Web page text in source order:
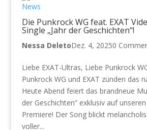
News
Die Punkrock WG feat. EXAT
Single „Jahr der Geschichten“!
Nessa DeletoDez. 4, 20250
Liebe EXAT-Ultras, Liebe Punkrock
Punkrock WG und EXAT zünden das
Heute Abend feiert das brandneue
der Geschichten“ exklusiv auf
Premiere! Der Song blickt
voller...